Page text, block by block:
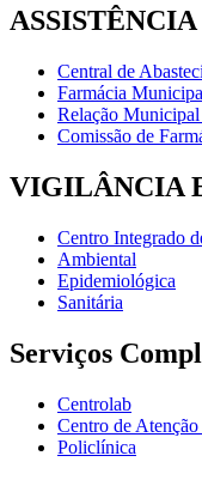
Central de
Farmácia
Relação
Comissão de
VIGILÂNCIA
Centro Integrado
Ambiental
Epidemiológica
Sanitária
Serviços
Centrolab
Centro de
Policlínica